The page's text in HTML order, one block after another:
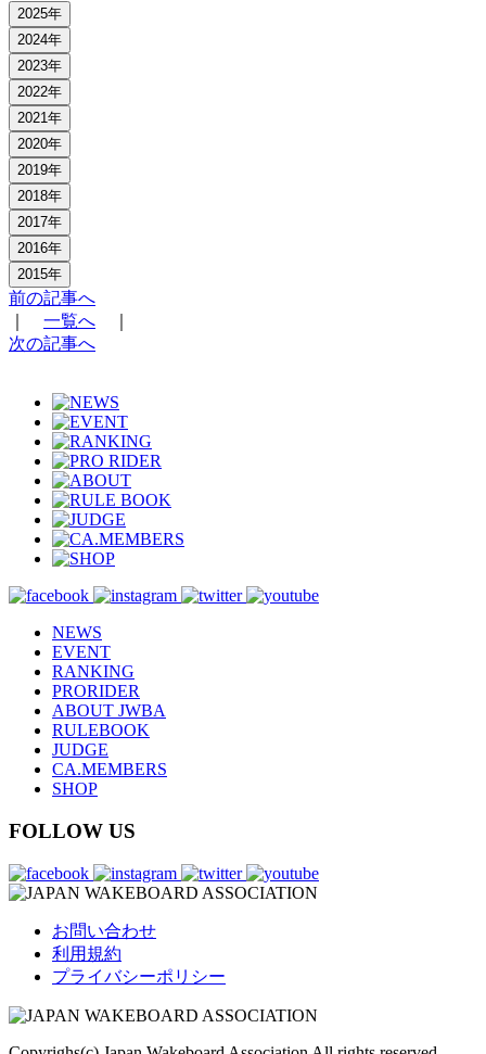
2025年
2024年
2023年
2022年
2021年
2020年
2019年
2018年
2017年
2016年
2015年
前の記事へ
一覧へ
次の記事へ
NEWS
EVENT
RANKING
PRORIDER
ABOUT JWBA
RULEBOOK
JUDGE
CA.MEMBERS
SHOP
FOLLOW US
お問い合わせ
利用規約
プライバシーポリシー